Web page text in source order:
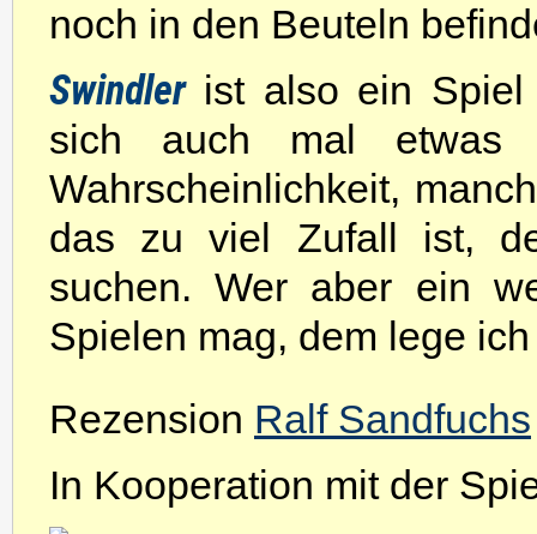
noch in den Beuteln
Swindlerist also ein Spiel
sich auch mal etwas
Wahrscheinlichkeit,
das zu viel Zufall ist,
suchen. Wer aber ein
Spielen mag, dem lege
Rezension Ralf Sandfuchs
In Kooperation mit der